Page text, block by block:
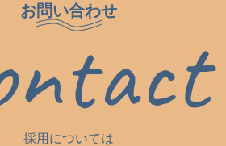
お問い合わせ
採用については